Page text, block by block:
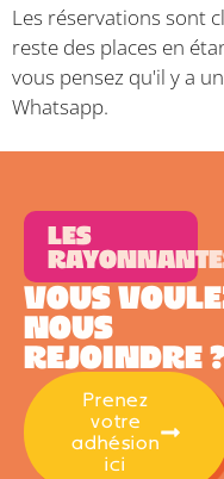
Les réservations sont
reste des places en
vous pensez qu'il y a
Whatsapp.
Les
Vous
nous
rejoindre
Prenez
votre
adhésion
ici